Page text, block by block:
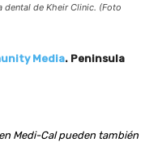
dental de Kheir Clinic. (Foto
Media. Peninsula
Medi-Cal pueden también